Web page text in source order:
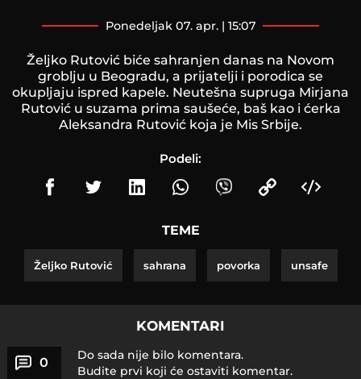
ponedeljak 07. apr. | 15:07
Željko Rutović biće sahranjen danas na Novom
groblju u Beogradu, a prijatelji i porodica se
okupljaju ispred kapele. Neutešna supruga Mirjana
Rutović u suzama prima saušeće, baš kao i ćerka
Aleksandra Rutović koja je Mis Srbije.
Podeli:
TEME
Željko Rutović sahrana povorka unsafe
KOMENTARI
0
Do sada nije bilo komentara.
Budite prvi koji će ostaviti komentar.